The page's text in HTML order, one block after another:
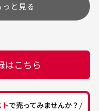
品をありがとうござい
す。
イト上にて告知させて
か？
除されますのでご注意
弊社に入荷した時点
と見る
はこちら